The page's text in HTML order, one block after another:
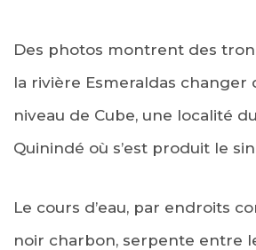
Des photos montrent des
la rivière Esmeraldas changer
niveau de Cube, une localité
Quinindé où s’est produit le
Le cours d’eau, par endroits
noir charbon, serpente entre